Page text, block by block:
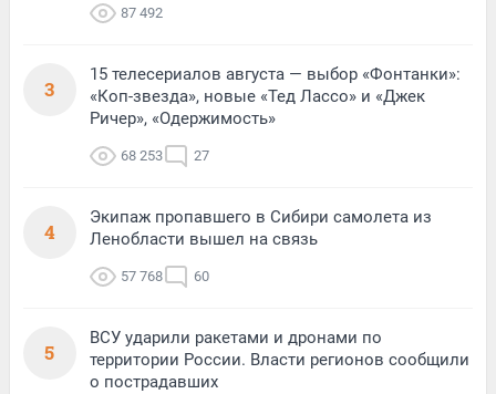
87 492
3
15 телесериалов августа — выбор «Фонтанки»:
«Коп-звезда», новые «Тед Лассо» и «Джек
Ричер», «Одержимость»
68 253 27
4
Экипаж пропавшего в Сибири самолета из
Ленобласти вышел на связь
57 768 60
5
ВСУ ударили ракетами и дронами по
территории России. Власти регионов сообщили
о пострадавших